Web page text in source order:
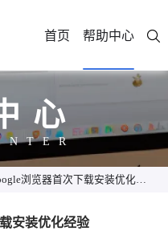
首页 帮助中心
心
浏览器首次下载安装优化经验
安装优化经验